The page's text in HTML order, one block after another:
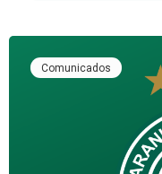
Comunicados